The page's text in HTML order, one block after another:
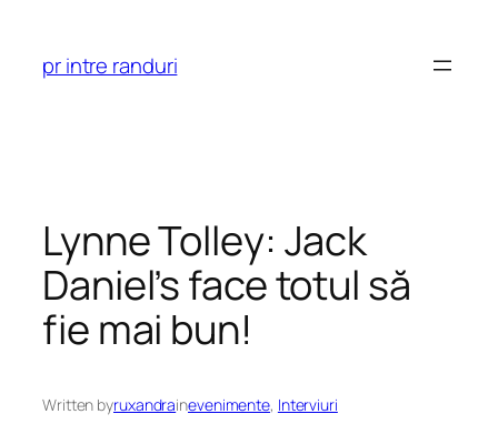
content
pr intre randuri
Lynne Tolley: Jack
Daniel’s face totul să
fie mai bun!
Written byruxandrainevenimente, Interviuri